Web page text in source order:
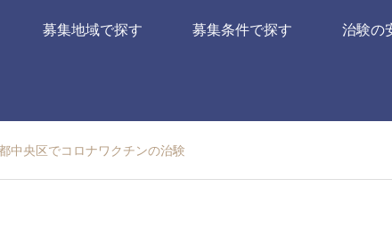
募集地域で探す 募集条件で探す 治験の
中央区でコロナワクチンの治験